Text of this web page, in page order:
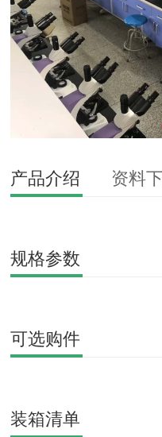
产品介绍 资料
规格参数
可选购件
装箱清单